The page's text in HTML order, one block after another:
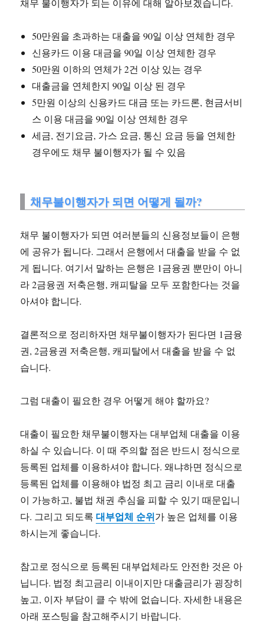
채무 불이행자가 되는 이유에 대해 알아보겠습니다.
50만원을 초과하는 대출을 90일 이상 연체한 경우
신용카드 이용 대금을 90일 이상 연체한 경우
50만원 이하의 연체가 2건 이상 있는 경우
대출금을 연체한지 90일 이상 된 경우
5만원 이상의 신용카드 대금 또는 카드론, 현금서비
스 이용 대금을 90일 이상 연체한 경우
세금, 전기요금, 가스 요금, 통신 요금 등을 연체한
경우에도 채무 불이행자가 될 수 있음
채무불이행자가 되면 어떻게 될까?
채무 불이행자가 되면 여러분들의 신용정보들이 은행
에 공유가 됩니다. 그래서 은행에서 대출을 받을 수 없
게 됩니다. 여기서 말하는 은행은 1금융권 뿐만이 아니
라 2금융권 저축은행, 캐피탈을 모두 포함한다는 것을
아셔야 합니다.
결론적으로 정리하자면 채무불이행자가 된다면 1금융
권, 2금융권 저축은행, 캐피탈에서 대출을 받을 수 없
습니다.
그럼 대출이 필요한 경우 어떻게 해야 할까요?
대출이 필요한 채무불이행자는 대부업체 대출을 이용
하실 수 있습니다. 이 때 주의할 점은 반드시 정식으로
등록된 업체를 이용하셔야 합니다. 왜냐하면 정식으로
등록된 업체를 이용해야 법정 최고 금리 이내로 대출
이 가능하고, 불법 채권 추심을 피할 수 있기 때문입니
다. 그리고 되도록대부업체 순위가 높은 업체를 이용
하시는게 좋습니다.
참고로 정식으로 등록된 대부업체라도 안전한 것은 아
닙니다. 법정 최고금리 이내이지만 대출금리가 굉장히
높고, 이자 부담이 클 수 밖에 없습니다. 자세한 내용은
아래 포스팅을 참고해주시기 바랍니다.